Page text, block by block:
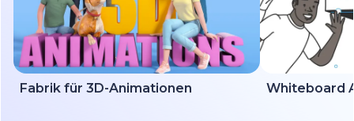
Fabrik für 3D-Animationen Whiteboard